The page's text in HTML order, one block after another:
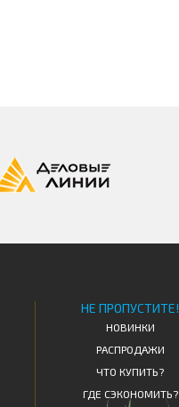
НЕ ПРОПУСТИТЕ!
НОВИНКИ
РАСПРОДАЖИ
ЧТО КУПИТЬ?
ГДЕ СЭКОНОМИТЬ?